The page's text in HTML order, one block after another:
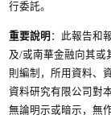
行委託。
重要說明 ：此報告和
及/或南華金融向其或
則編制，所用資料、
資料研究有限公司對
無論明示或暗示，無